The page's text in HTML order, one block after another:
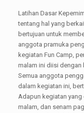
Latihan Dasar
tentang hal yang
bertujuan untuk
anggota pramuka
kegiatan Fun Camp,
malam ini diisi dengan
Semua anggota
dalam kegiatan ini,
Adapun kegiatan yang
malam, dan senam